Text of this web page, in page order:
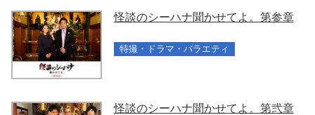
怪談のシーハナ聞かせてよ。第参章
特撮・ドラマ・バラエティ
怪談のシーハナ聞かせてよ。第弐章